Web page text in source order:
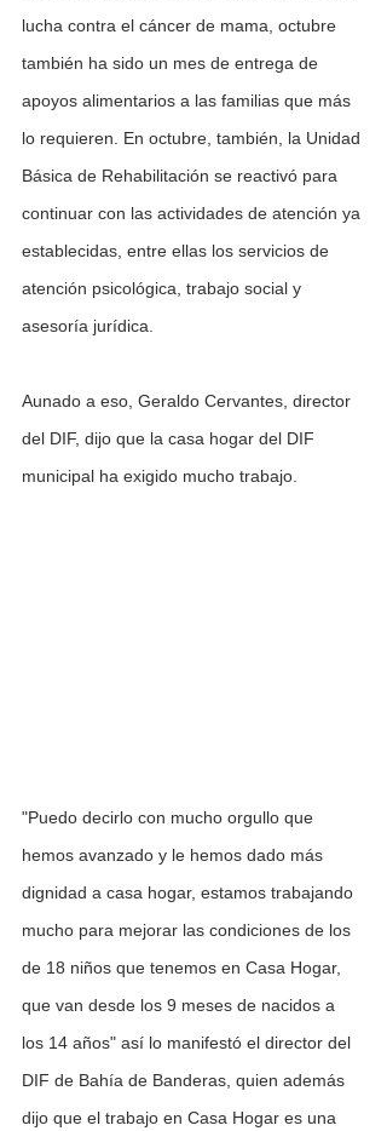
lucha contra el cáncer de mama, octubre
también ha sido un mes de entrega de
apoyos alimentarios a las familias que más
lo requieren. En octubre, también, la Unidad
Básica de Rehabilitación se reactivó para
continuar con las actividades de atención ya
establecidas, entre ellas los servicios de
atención psicológica, trabajo social y
asesoría jurídica.
Aunado a eso, Geraldo Cervantes, director
del DIF, dijo que la casa hogar del DIF
municipal ha exigido mucho trabajo.
"Puedo decirlo con mucho orgullo que
hemos avanzado y le hemos dado más
dignidad a casa hogar, estamos trabajando
mucho para mejorar las condiciones de los
de 18 niños que tenemos en Casa Hogar,
que van desde los 9 meses de nacidos a
los 14 años" así lo manifestó el director del
DIF de Bahía de Banderas, quien además
dijo que el trabajo en Casa Hogar es una